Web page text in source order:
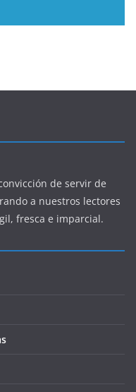
de servir de
a nuestros lectores
fresca e imparcial.